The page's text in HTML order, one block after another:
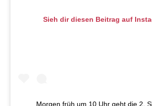
Sieh dir diesen Beitrag auf
Morgen früh um 10 Uhr geht die 2.